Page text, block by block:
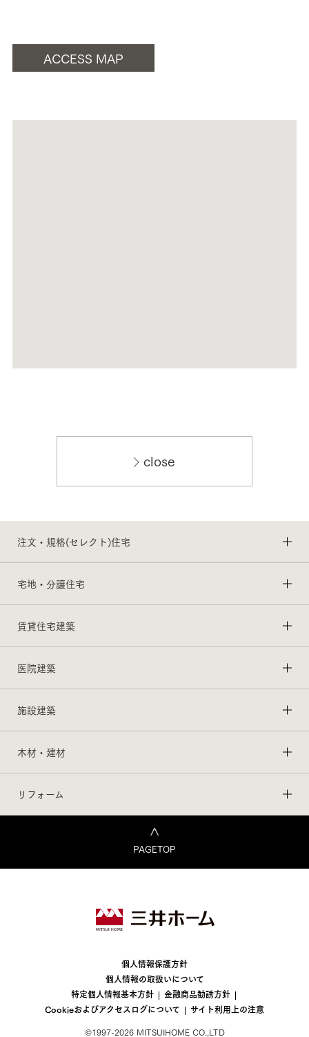
ACCESS MAP
close
注文・規格(セレクト)住宅
宅地・分譲住宅
賃貸住宅建築
医院建築
施設建築
木材・建材
リフォーム
PAGETOP
個人情報保護方針
個人情報の取扱いについて
特定個人情報基本方針
金融商品勧誘方針
Cookieおよびアクセスログについて
サイト利用上の注意
©1997-2026 MITSUIHOME CO.,LTD